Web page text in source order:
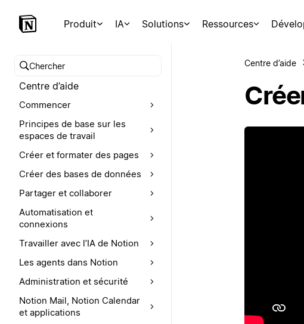
Produit IA Solutions Ressources
Chercher dans le centre d’aide
Centre d’aide
Commencer
Principes de base sur les
espaces de travail
Créer et formater des pages
Créer des bases de données
Partager et collaborer
Automatisation et
connexions
Travailler avec l’IA de Notion
Les agents dans Notion
Administration et sécurité
Notion Mail, Notion Calendar
et applications
Centre d’aide